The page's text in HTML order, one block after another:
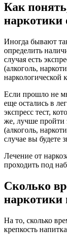
Как
наркотики
Иногда бывают
определить
случая есть
(алкоголь,
наркологической
Если прошло не
еще остались в
экспресс тест,
же, лучше пройти
(алкоголь,
случае вы будете
Лечение от
проходить под
Сколько
наркотики
На то, сколько
крепкость